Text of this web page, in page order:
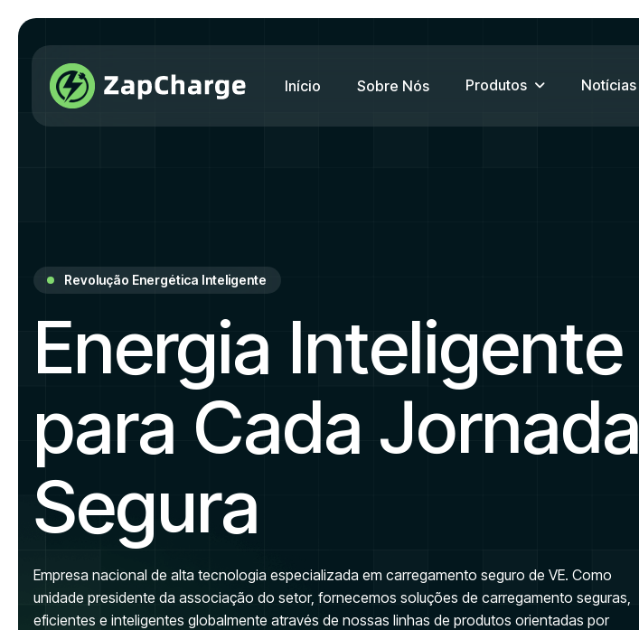
Início Sobre Nós Produtos Notícias
Revolução Energética Inteligente
Energia Inteligente
para Cada Jornada
Segura
Empresa nacional de alta tecnologia especializada em carregamento seguro de VE. Como
unidade presidente da associação do setor, fornecemos soluções de carregamento seguras,
eficientes e inteligentes globalmente através de nossas linhas de produtos orientadas por